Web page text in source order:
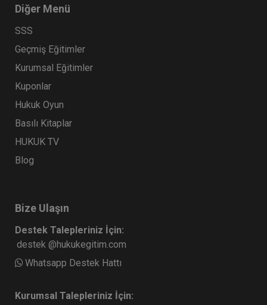
Diğer Menü
SSS
Geçmiş Eğitimler
Kurumsal Eğitimler
Kuponlar
Hukuk Oyun
Basılı Kitaplar
HUKUK TV
Blog
Bize Ulaşın
Destek Talepleriniz İçin:
destek @hukukegitim.com
Whatsapp Destek Hattı
Kurumsal Talepleriniz İçin: